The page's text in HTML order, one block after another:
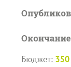
Бюджет: